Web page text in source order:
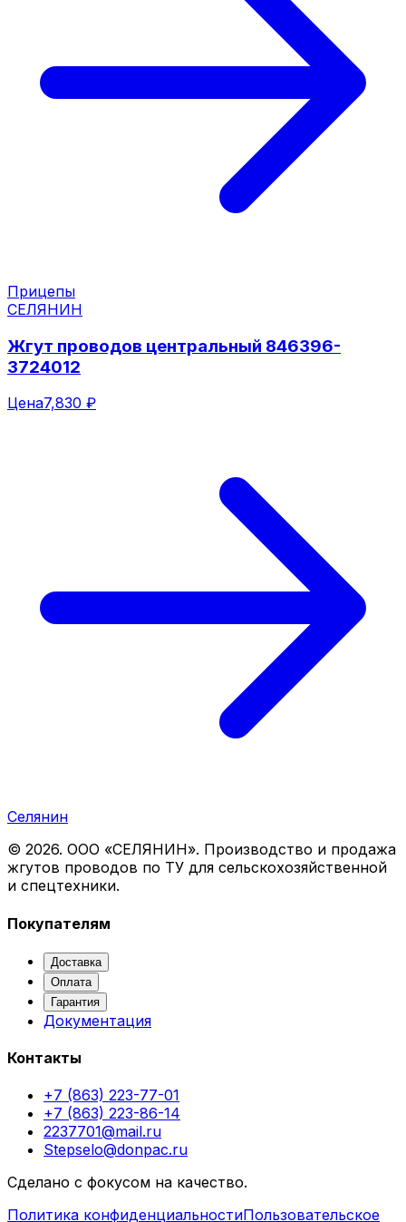
Прицепы
СЕЛЯНИН
Жгут проводов центральный 846396-
3724012
Цена7,830 ₽
Селянин
© 2026. ООО «СЕЛЯНИН». Производство и продажа
жгутов проводов по ТУ для сельскохозяйственной
и спецтехники.
Покупателям
Доставка
Оплата
Гарантия
Документация
Контакты
+7 (863) 223-77-01
+7 (863) 223-86-14
2237701@mail.ru
Stepselo@donpac.ru
Сделано с фокусом на качество.
Политика конфиденциальностиПользовательское